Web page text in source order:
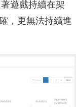
遊戲持續在架
，更無法持續進